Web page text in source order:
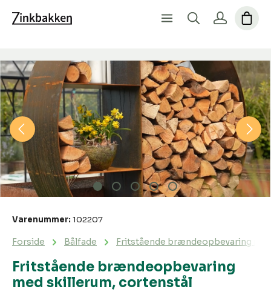
Spring over billedgalleri
Fritstående brændeopbevaring
med skillerum, cortenstål
Forside Bålfade Fritstående brændeopbevaring
Varenummer: 102207